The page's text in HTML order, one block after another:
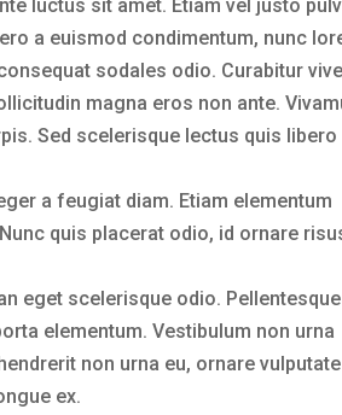
luctus sit amet. Etiam vel justo
a euismod condimentum, nunc
sodales odio. Curabitur
magna eros non ante.
Sed scelerisque lectus quis libero
a feugiat diam. Etiam elementum
quis placerat odio, id ornare
eget scelerisque odio.
elementum. Vestibulum non urna
non urna eu, ornare
ex.